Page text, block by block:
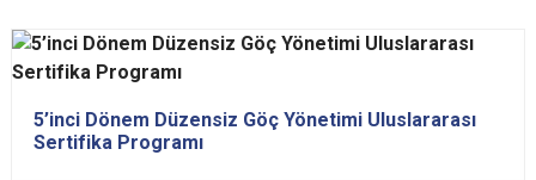
5’inci Dönem Düzensiz Göç Yönetimi Uluslararası
Sertifika Programı